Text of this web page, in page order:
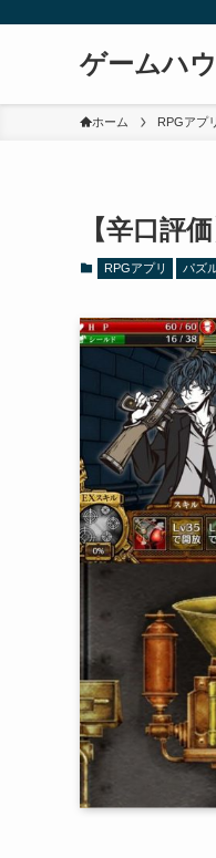
ゲームハ
ホーム RPGアプリ
【辛口評
RPGアプリ パズ